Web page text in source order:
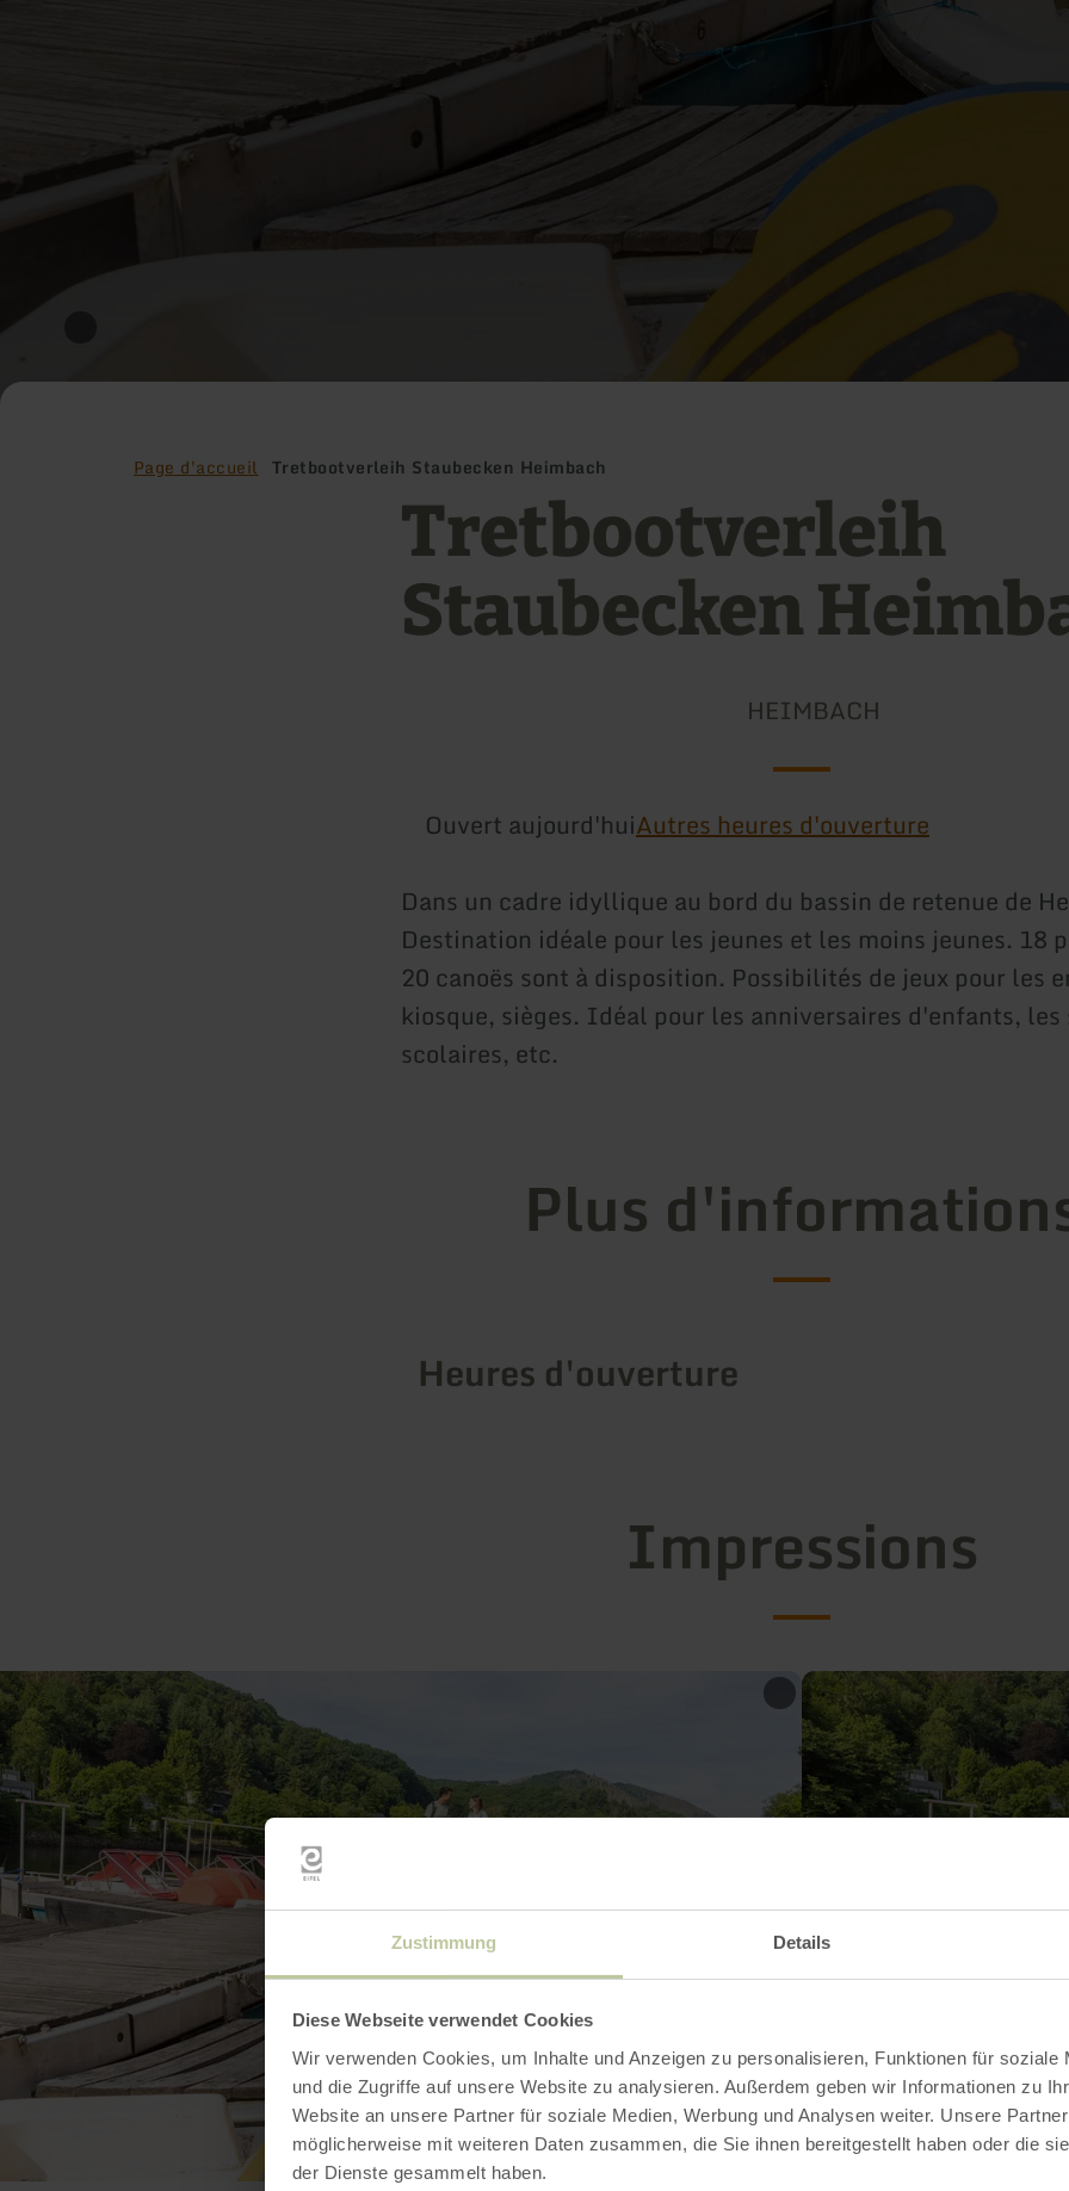
Zustimmung Details
Diese Webseite verwendet Cookies
Wir verwenden Cookies, um Inhalte und Anzeigen zu personalisieren, Funktionen für soziale
und die Zugriffe auf unsere Website zu analysieren. Außerdem geben wir Informationen zu
Website an unsere Partner für soziale Medien, Werbung und Analysen weiter. Unsere
möglicherweise mit weiteren Daten zusammen, die Sie ihnen bereitgestellt haben oder die
der Dienste gesammelt haben.
Page d'accueil Tretbootverleih Staubecken Heimbach
Tretbootverleih
Staubecken
HEIMBACH
Ouvert aujourd'huiAutres heures d'ouverture
Dans un cadre idyllique au bord du bassin de retenue de
Destination idéale pour les jeunes et les moins jeunes. 18
20 canoës sont à disposition. Possibilités de jeux pour les
kiosque, sièges. Idéal pour les anniversaires d'enfants,
scolaires, etc.
Plus
Heures d'ouverture
Impressions